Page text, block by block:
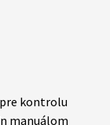
kontrolu
manuálom